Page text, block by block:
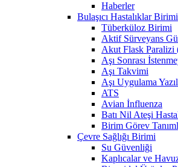
Haberler
Bulaşıcı Hastalıklar Birimi
Tüberküloz Birimi
Aktif Sürveyans
Akut Flask Paralizi
Aşı Sonrası
Aşı Takvimi
Aşı Uygulama
ATS
Avian İnfluenza
Batı Nil Ateşi
Birim Görev
Çevre Sağlığı Birimi
Su Güvenliği
Kaplıcalar ve